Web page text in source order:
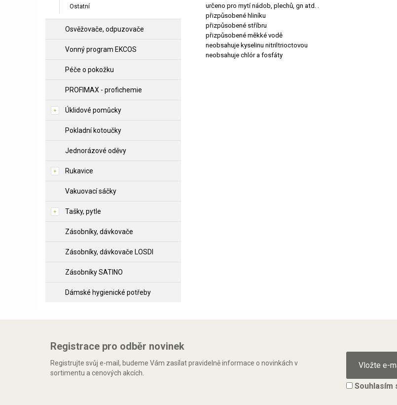
Ostatní
Osvěžovače, odpuzovače
Vonný program EKCOS
Péče o pokožku
PROFIMAX - profichemie
Úklidové pomůcky
Pokladní kotoučky
Jednorázové oděvy
Rukavice
Vakuovací sáčky
Tašky, pytle
Zásobníky, dávkovače
Zásobníky, dávkovače LOSDI
Zásobníky SATINO
Dámské hygienické potřeby
určeno pro mytí nádob, plechů, gn atd. .
přizpůsobené hliníku
přizpůsobené stříbru
přizpůsobené měkké vodě
neobsahuje kyselinu nitriltrioctovou
neobsahuje chlór a fosfáty
Registrace pro odběr novinek
Registrujte svůj e-mail, budeme Vám zasílat pravidelně informace o novinkách v
sortimentu a cenových akcích.
Souhlasím